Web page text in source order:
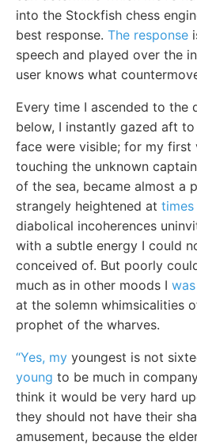
into the Stockfish chess
best response. The response
speech and played over the
user knows what
Every time I ascended to the
below, I instantly gazed aft
face were visible; for my first
touching the unknown
of the sea, became almost a
strangely heightened at times
diabolical incoherences
with a subtle energy I could
conceived of. But poorly
much as in other moods I was
at the solemn whimsicalities
prophet of the wharves.
“Yes, my youngest is not
young to be much in
think it would be very hard
they should not have their
amusement, because the